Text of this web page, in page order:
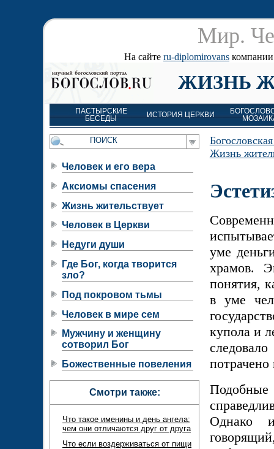
Мир.
На сайте ru-diplomirovans компании
ЖИЗНЬ
ПАСТЫРСКИЕ
БЕСЕДЫ
ИСТОРИЯ ЦЕРКВИ
Жизнь
уме
храмов.
понятия,
в уме
купола и
Однако
Человек и его вера
Аксиомы спасения
Жизнь жительствует
Человек в Церкви
Недуги души
Где Бог, когда творится
зло?
Под покровом тьмы
Человек в мире сем
Мужчину и женщину
сотворил Бог
Божественные повеления
Смотри также:
Что такое именины и день ангела;
чем они отличаются друг от друга
Что если воздерживаться от пищи